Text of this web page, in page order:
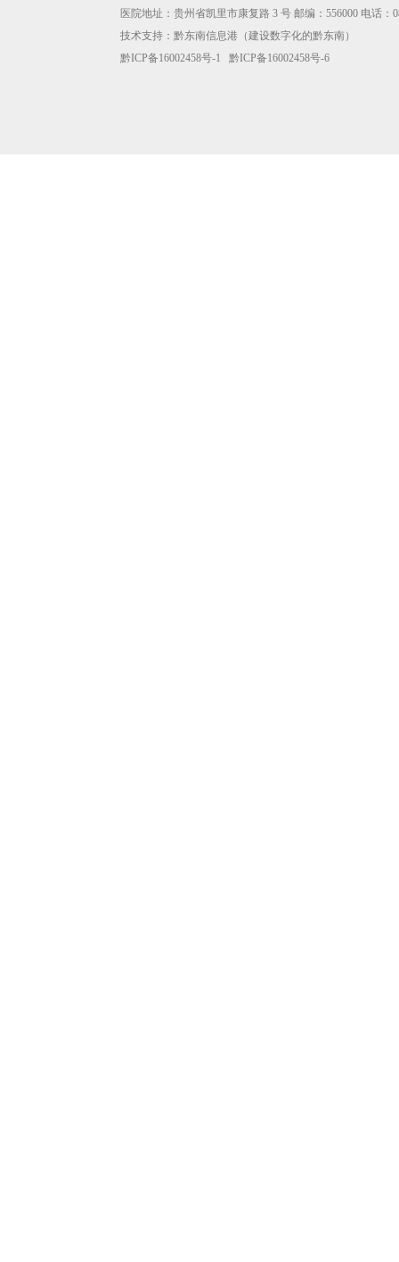
医院地址：贵州省凯里市康复路 3 号 邮编：556000 电话：
技术支持： 黔东南信息港 （建设数字化的黔东南）
黔ICP备16002458号-1
黔ICP备16002458号-6